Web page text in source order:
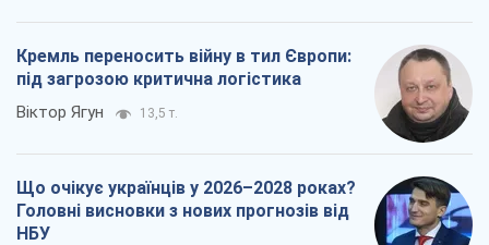
Кремль переносить війну в тил Європи:
під загрозою критична логістика
Віктор Ягун 13,5 т.
Що очікує українців у 2026–2028 роках?
Головні висновки з нових прогнозів від
НБУ